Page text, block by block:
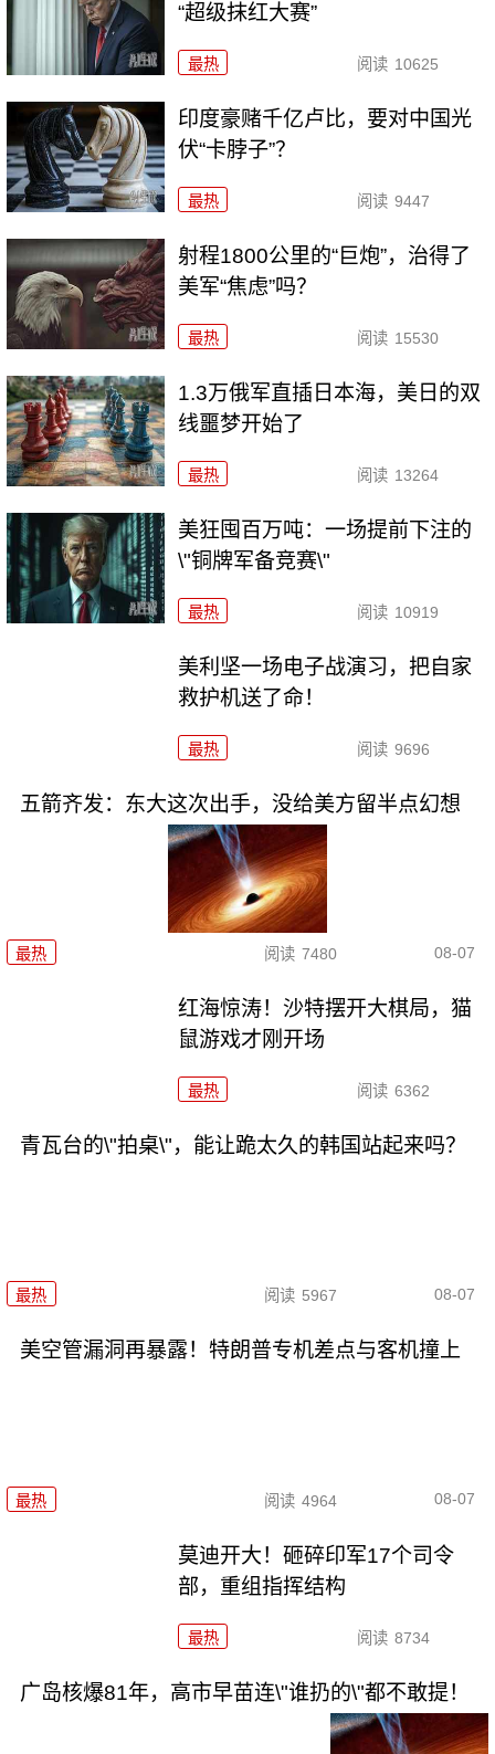
“超级抹红大赛”
最热 阅读 10625
印度豪赌千亿卢比，要对中国光
伏“卡脖子”？
最热 阅读 9447
射程1800公里的“巨炮”，治得了
美军“焦虑”吗？
最热 阅读 15530
1.3万俄军直插日本海，美日的双
线噩梦开始了
最热 阅读 13264
美狂囤百万吨：一场提前下注的
\"铜牌军备竞赛\"
最热 阅读 10919
美利坚一场电子战演习，把自家
救护机送了命！
最热 阅读 9696
五箭齐发：东大这次出手，没给美方留半点幻想
最热 阅读 7480 08-07
红海惊涛！沙特摆开大棋局，猫
鼠游戏才刚开场
最热 阅读 6362
青瓦台的\"拍桌\"，能让跪太久的韩国站起来吗？
最热 阅读 5967 08-07
美空管漏洞再暴露！特朗普专机差点与客机撞上
最热 阅读 4964 08-07
莫迪开大！砸碎印军17个司令
部，重组指挥结构
最热 阅读 8734
广岛核爆81年，高市早苗连\"谁扔的\"都不敢提！